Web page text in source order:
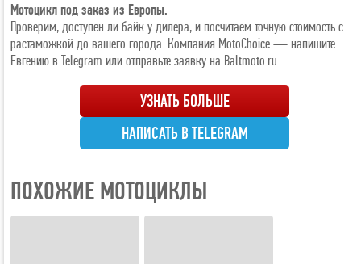
Мотоцикл под заказ из Европы.
Проверим, доступен ли байк у дилера, и посчитаем точную стоимость с
растаможкой до вашего города. Компания MotoChoice — напишите
Евгению в Telegram или отправьте заявку на Baltmoto.ru.
УЗНАТЬ БОЛЬШЕ
НАПИСАТЬ В TELEGRAM
ПОХОЖИЕ МОТОЦИКЛЫ